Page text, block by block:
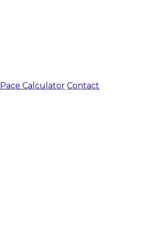
Pace Calculator Contact